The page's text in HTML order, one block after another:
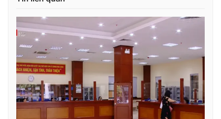
Photo Infographic
Video Shorts video
VTV Money VTV Thể thao
VTV Sức khoẻ Bất động sản